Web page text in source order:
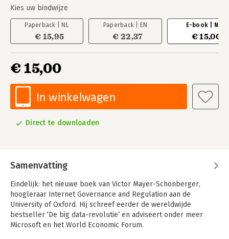
Kies uw bindwijze
Paperback | NL
€ 15,95
Paperback | EN
€ 22,37
E-book | NL
€ 15,00
€ 15,00
In winkelwagen
Direct te downloaden
Samenvatting
Eindelijk: het nieuwe boek van Victor Mayer-Schönberger,
hoogleraar Internet Governance and Regulation aan de
University of Oxford. Hij schreef eerder de wereldwijde
bestseller ‘De big data-revolutie’ en adviseert onder meer
Microsoft en het World Economic Forum.